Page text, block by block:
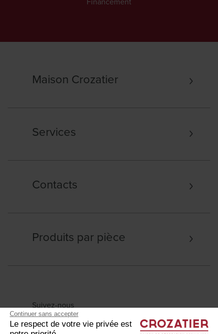
Maison Crozatier
Services
Contacts
Produits par pièce
Suivez-nous
Continuer sans accepter
Le respect de votre vie privée est